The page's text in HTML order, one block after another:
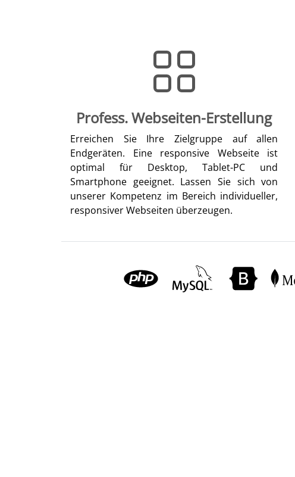
Profess. Webseiten-Erstellung
Erreichen Sie Ihre Zielgruppe auf allen
Endgeräten. Eine responsive Webseite ist
optimal für Desktop, Tablet-PC und
Smartphone geeignet. Lassen Sie sich von
unserer Kompetenz im Bereich individueller,
responsiver Webseiten überzeugen.